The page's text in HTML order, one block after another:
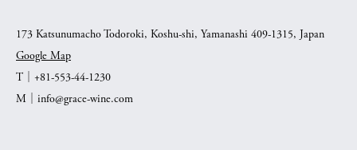
173 Katsunumacho Todoroki, Koshu-shi, Yamanashi 409-1315, Japan
Google Map
T｜ +81-553-44-1230
M｜ info@grace-wine.com